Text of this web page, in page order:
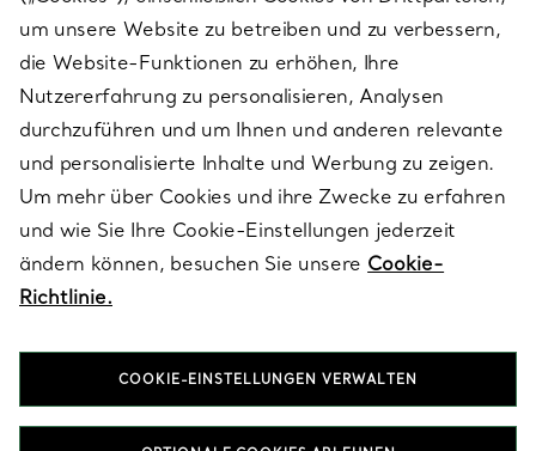
SERVICES
ÜBER TIFFANY & CO.
RECHTLICHE HINWEISE
FOLGEN SIE UNS
um unsere Website zu betreiben und zu verbessern,
die Website-Funktionen zu erhöhen, Ihre
Nutzererfahrung zu personalisieren, Analysen
durchzuführen und um Ihnen und anderen relevante
und personalisierte Inhalte und Werbung zu zeigen.
Um mehr über Cookies und ihre Zwecke zu erfahren
und wie Sie Ihre Cookie-Einstellungen jederzeit
ändern können, besuchen Sie unsere Cookie-
Richtlinie.
COOKIE-EINSTELLUNGEN VERWALTEN